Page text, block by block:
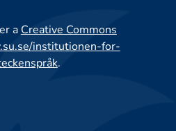
a Creative Commons
institutionen-for-
.